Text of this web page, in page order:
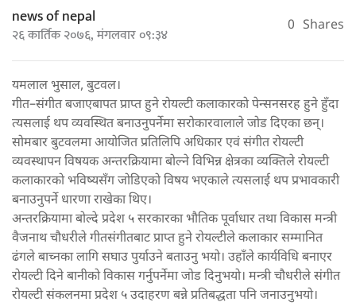
news of nepal
२६ कार्तिक २०७६, मंगलवार ०९:३४ 0 Shares
यमलाल भुसाल, बुटवल।
गीत–संगीत बजाएबापत प्राप्त हुने रोयल्टी कलाकारको पेन्सनसरह हुने हुँदा
त्यसलाई थप व्यवस्थित बनाउनुपर्नेमा सरोकारवालाले जोड दिएका छन्।
सोमबार बुटवलमा आयोजित प्रतिलिपि अधिकार एवं संगीत रोयल्टी
व्यवस्थापन विषयक अन्तरक्रियामा बोल्ने विभिन्न क्षेत्रका व्यक्तिले रोयल्टी
कलाकारको भविष्यसँग जोडिएको विषय भएकाले त्यसलाई थप प्रभावकारी
बनाउनुपर्ने धारणा राखेका थिए।
अन्तरक्रियामा बोल्दे प्रदेश ५ सरकारका भौतिक पूर्वाधार तथा विकास मन्त्री
वैजनाथ चौधरीले गीतसंगीतबाट प्राप्त हुने रोयल्टीले कलाकार सम्मानित
ढंगले बाच्नका लागि सघाउ पुर्याउने बताउनु भयो। उहाँले कार्यविधि बनाएर
रोयल्टी दिने बानीको विकास गर्नुपर्नेमा जोड दिनुभयो। मन्त्री चौधरीले संगीत
रोयल्टी संकलनमा प्रदेश ५ उदाहरण बन्ने प्रतिबद्धता पनि जनाउनुभयो।